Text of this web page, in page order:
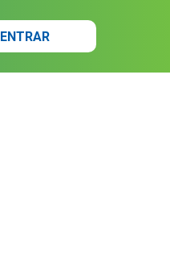
ENTRAR